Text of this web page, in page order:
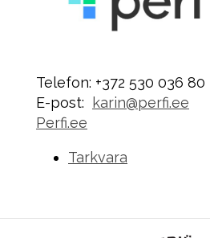
Telefon: +372 530 036 80
E-post:
karin@perfi.ee
Perfi.ee
Tarkvara